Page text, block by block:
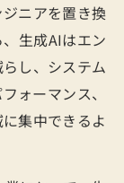
ニアを置き換
生成AIはエン
し、システム
ォーマンス、
集中できるよ